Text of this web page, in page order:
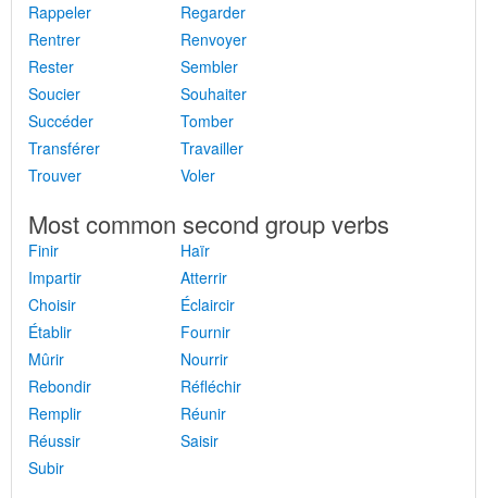
Rappeler
Regarder
Rentrer
Renvoyer
Rester
Sembler
Soucier
Souhaiter
Succéder
Tomber
Transférer
Travailler
Trouver
Voler
Most common second group verbs
Finir
Haïr
Impartir
Atterrir
Choisir
Éclaircir
Établir
Fournir
Mûrir
Nourrir
Rebondir
Réfléchir
Remplir
Réunir
Réussir
Saisir
Subir